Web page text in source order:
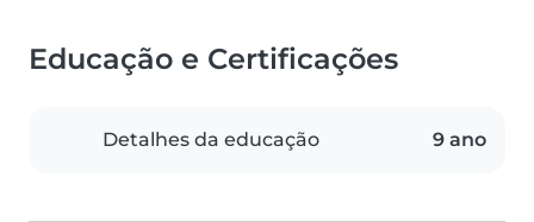
Educação e Certificações
Detalhes da educação 9 ano